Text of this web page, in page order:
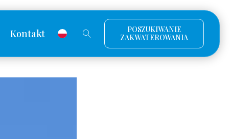
Kontakt
POSZUKIWANIE
ZAKWATEROWANIA